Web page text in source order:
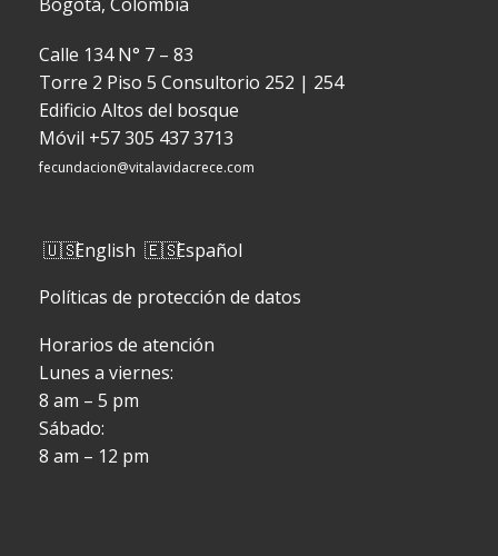
Calle 134 N° 7 – 83
Torre 2 Piso 5 Consultorio 252 | 254
Edificio Altos del bosque
Móvil +57 305 437 3713
fecundacion@vitalavidacrece.com
English
Español
Políticas de protección de datos
Horarios de atención
Lunes a viernes:
8 am – 5 pm
Sábado:
8 am – 12 pm